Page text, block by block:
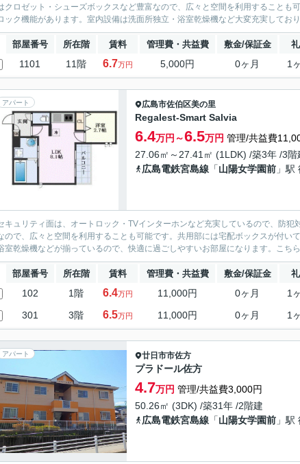
クロゼット・シューズボックスなど豊富なので、広々と空間を利用することも
ック機能があります。室内設備は洗面所独立・浴室乾燥機など大変充実してお
部屋番号 所在階 賃料 管理費・共益費 敷金/保証金
1101 11階 6.7万円 5,000円 0ヶ月 1
アパート 広島市佐伯区美の里
Regalest-Smart Salvia
6.4万円～6.5万円 管理/共益費
27.06㎡～27.41㎡ (1LDK) /築3年 /3階
広島電鉄宮島線 「山陽女学園前 」駅
キュリティ面は、オートロック・TVインターホンなど充実しているので、防
ので、広々と空間を利用することも可能です。共用部には宅配ボックスが付い
室乾燥機などが揃っているので、快適に過ごしやすいお部屋になります。こち
部屋番号 所在階 賃料 管理費・共益費 敷金/保証金
102 1階 6.4万円 11,000円 0ヶ月 1
301 3階 6.5万円 11,000円 0ヶ月 1
アパート 廿日市市佐方
プラドール佐方
4.7万円 管理/共益費3,000円
50.26㎡ (3DK) /築31年 /2階建
広島電鉄宮島線 「山陽女学園前 」駅